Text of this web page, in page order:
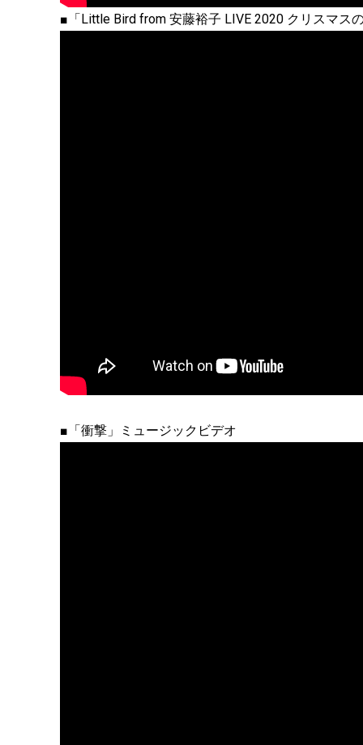
■「Little Bird from 安藤裕子 LIVE 2020 クリスマスの
■「衝撃」ミュージックビデオ